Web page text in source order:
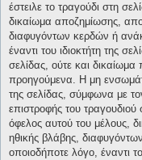
έστειλε το τραγούδι στη
δικαίωμα αποζημίωσης,
διαφυγόντων κερδών ή
έναντι του ιδιοκτήτη της
σελίδας, ούτε και
προηγούμενα. Η μη
της σελίδας, σύμφωνα με
επιστροφής του
όφελος αυτού του μέλους,
ηθικής βλάβης,
οποιοδήποτε λόγο, έναντι